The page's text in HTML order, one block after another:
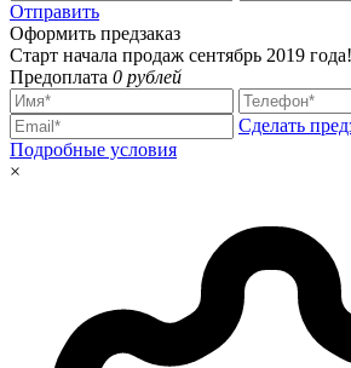
Отправить
Оформить предзаказ
Старт начала продаж сентябрь 2019 года!
Предоплата 0 рублей
Сделать
Подробные условия
×